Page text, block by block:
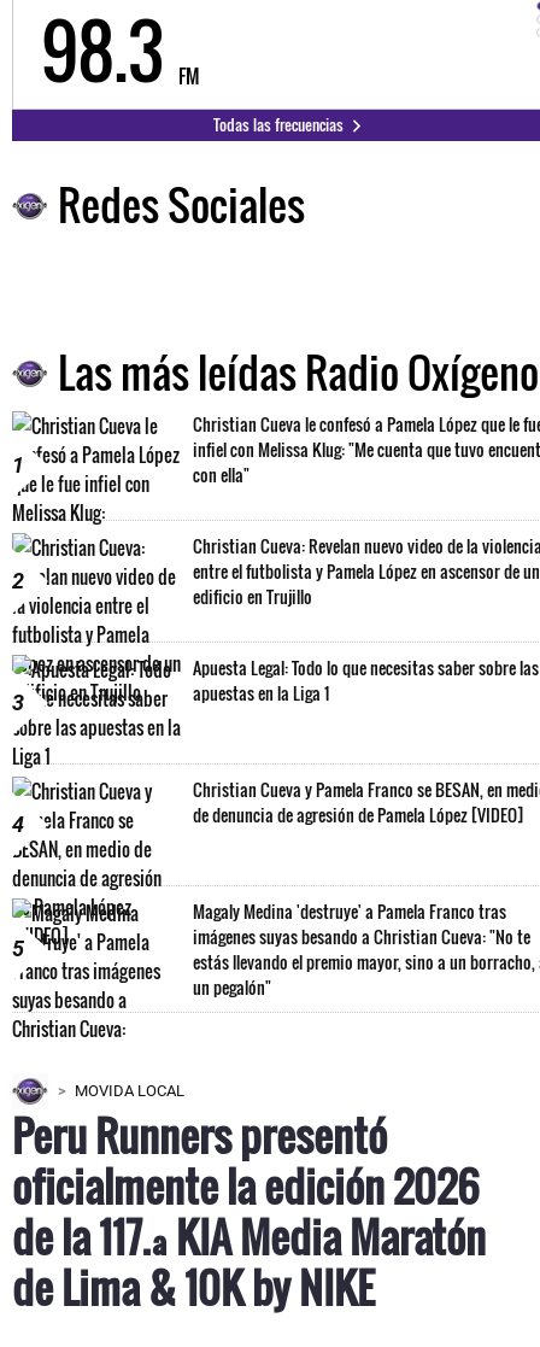
98.3 FM
Todas las frecuencias
Redes Sociales
Las más leídas Radio Oxígeno
1
Christian Cueva le confesó a Pamela López que le
infiel con Melissa Klug: "Me cuenta que tuvo
con ella"
2
Christian Cueva: Revelan nuevo video de la
entre el futbolista y Pamela López en ascensor de un
edificio en Trujillo
3
Apuesta Legal: Todo lo que necesitas saber sobre las
apuestas en la Liga 1
4
Christian Cueva y Pamela Franco se BESAN, en
de denuncia de agresión de Pamela López [VIDEO]
5
Magaly Medina 'destruye' a Pamela Franco tras
imágenes suyas besando a Christian Cueva: "No te
estás llevando el premio mayor, sino a un borracho,
un pegalón"
MOVIDA LOCAL
Peru Runners presentó
oficialmente la edición 2026
de la 117.ª KIA Media Maratón
de Lima & 10K by NIKE